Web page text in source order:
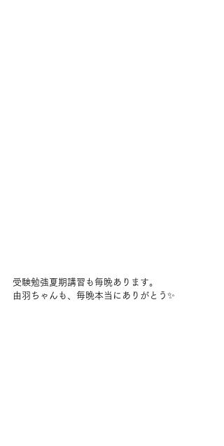
受験勉強夏期講習も毎晩あります。
由羽ちゃんも、毎晩本当にありがとう✨